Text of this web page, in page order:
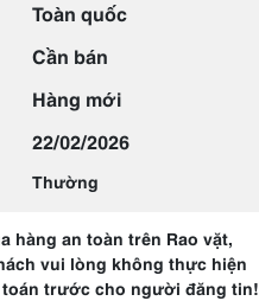
Toàn quốc
Cần bán
Hàng mới
22/02/2026
Thường
hàng an toàn trên Rao vặt,
vui lòng không thực hiện
trước cho người đăng tin!